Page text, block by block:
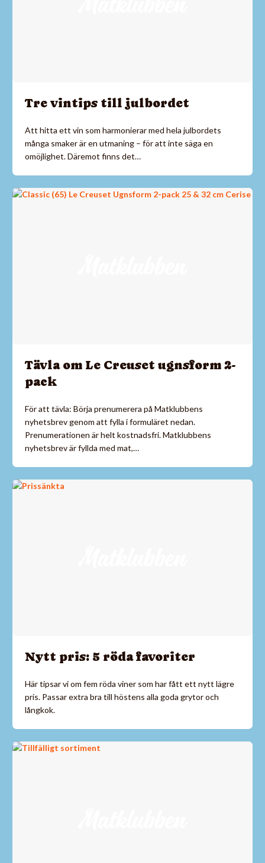
Tre vintips till julbordet
Att hitta ett vin som harmonierar med hela julbordets
många smaker är en utmaning – för att inte säga en
omöjlighet. Däremot finns det…
Tävla om Le Creuset ugnsform 2-
pack
För att tävla: Börja prenumerera på Matklubbens
nyhetsbrev genom att fylla i formuläret nedan.
Prenumerationen är helt kostnadsfri. Matklubbens
nyhetsbrev är fyllda med mat,…
Nytt pris: 5 röda favoriter
Här tipsar vi om fem röda viner som har fått ett nytt lägre
pris. Passar extra bra till höstens alla goda grytor och
långkok.